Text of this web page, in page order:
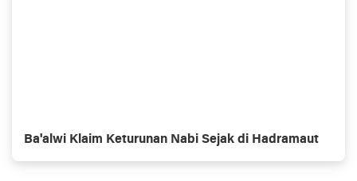
Ba'alwi Klaim Keturunan Nabi Sejak di Hadramaut